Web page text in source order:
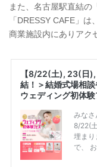
また、名古屋駅直結の
「DRESSY CAFE」は、
商業施設内にありアク